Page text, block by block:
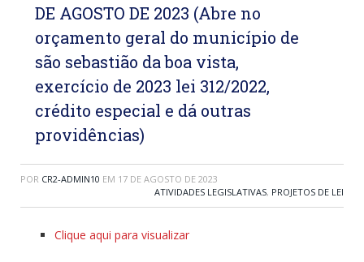
DE AGOSTO DE 2023 (Abre no
orçamento geral do município de
são sebastião da boa vista,
exercício de 2023 lei 312/2022,
crédito especial e dá outras
providências)
POR CR2-ADMIN10 EM 17 DE AGOSTO DE 2023
ATIVIDADES LEGISLATIVAS, PROJETOS DE LEI
Clique aqui para visualizar